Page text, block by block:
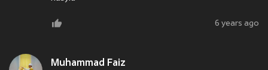
6 years ago
Muhammad Faiz